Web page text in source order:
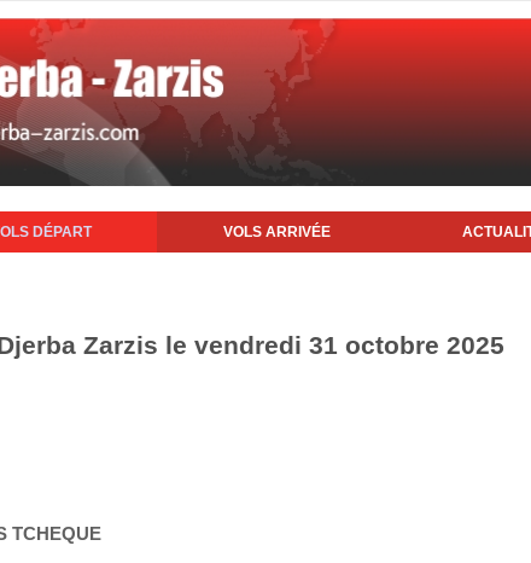
DÉPART VOLS ARRIVÉE
Zarzis le vendredi 31 octobre 2025
TCHEQUE